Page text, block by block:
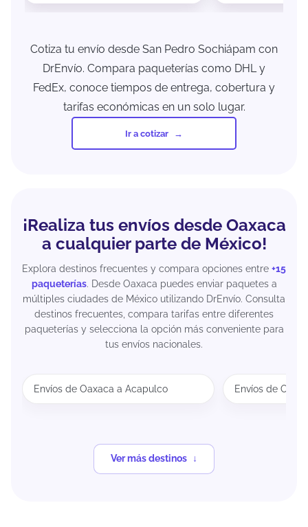
Cotiza tu envío desde San Pedro Sochiápam con
DrEnvío. Compara paqueterías como DHL y
FedEx, conoce tiempos de entrega, cobertura y
tarifas económicas en un solo lugar.
Ir a cotizar
¡Realiza tus envíos desde Oaxaca
a cualquier parte de México!
Explora destinos frecuentes y compara opciones entre +15
paqueterías. Desde Oaxaca puedes enviar paquetes a
múltiples ciudades de México utilizando DrEnvío. Consulta
destinos frecuentes, compara tarifas entre diferentes
paqueterías y selecciona la opción más conveniente para
tus envíos nacionales.
Envíos de Oaxaca a Acapulco Envíos de
Ver más destinos